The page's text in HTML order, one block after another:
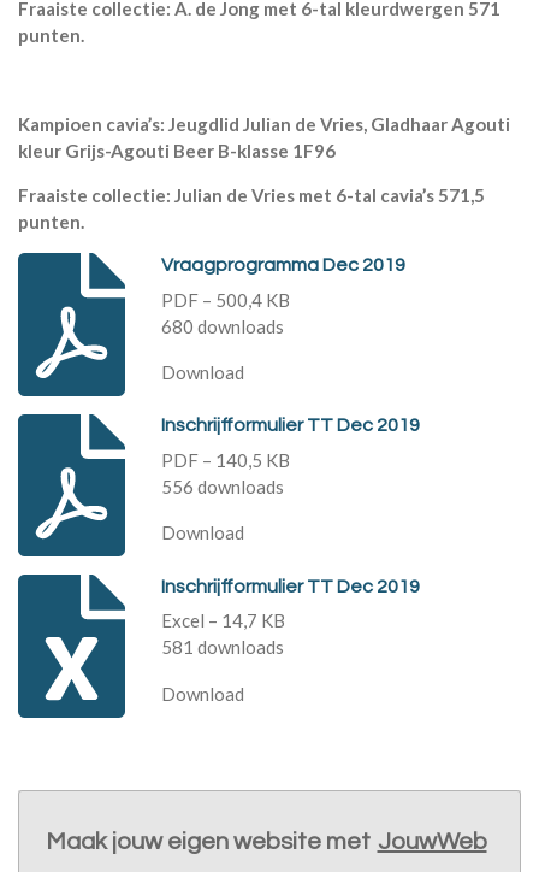
Fraaiste collectie: A. de Jong met 6-tal kleurdwergen 571
punten.
Kampioen cavia’s: Jeugdlid Julian de Vries, Gladhaar Agouti
kleur Grijs-Agouti Beer B-klasse 1F96
Fraaiste collectie: Julian de Vries met 6-tal cavia’s 571,5
punten.
Vraagprogramma Dec 2019
PDF – 500,4 KB
680 downloads
Download
Inschrijfformulier TT Dec 2019
PDF – 140,5 KB
556 downloads
Download
Inschrijfformulier TT Dec 2019
Excel – 14,7 KB
581 downloads
Download
Maak jouw eigen website met JouwWeb